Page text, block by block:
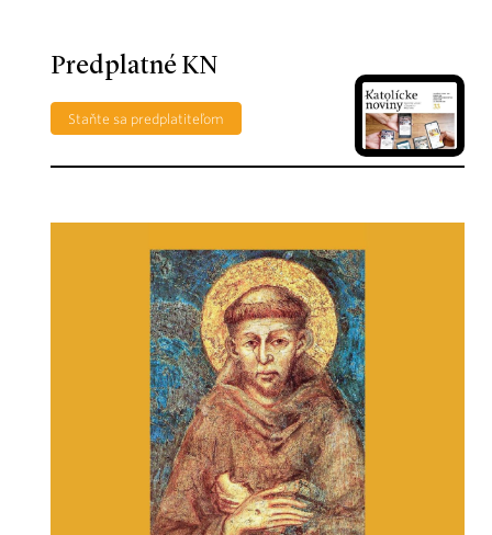
Predplatné KN
Staňte sa predplatiteľom